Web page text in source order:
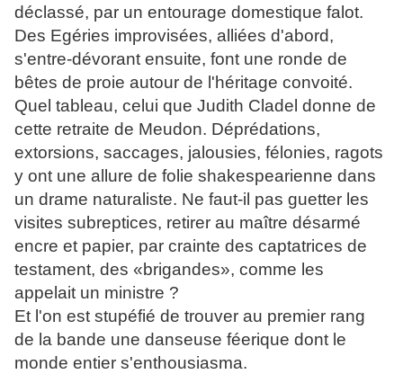
déclassé, par un entourage domestique falot.
Des Egéries improvisées, alliées d'abord,
s'entre-dévorant ensuite, font une ronde de
bêtes de proie autour de l'héritage convoité.
Quel tableau, celui que Judith Cladel donne de
cette retraite de Meudon. Déprédations,
extorsions, saccages, jalousies, félonies, ragots
y ont une allure de folie shakespearienne dans
un drame naturaliste. Ne faut-il pas guetter les
visites subreptices, retirer au maître désarmé
encre et papier, par crainte des captatrices de
testament, des «brigandes», comme les
appelait un ministre ?
Et l'on est stupéfié de trouver au premier rang
de la bande une danseuse féerique dont le
monde entier s'enthousiasma.